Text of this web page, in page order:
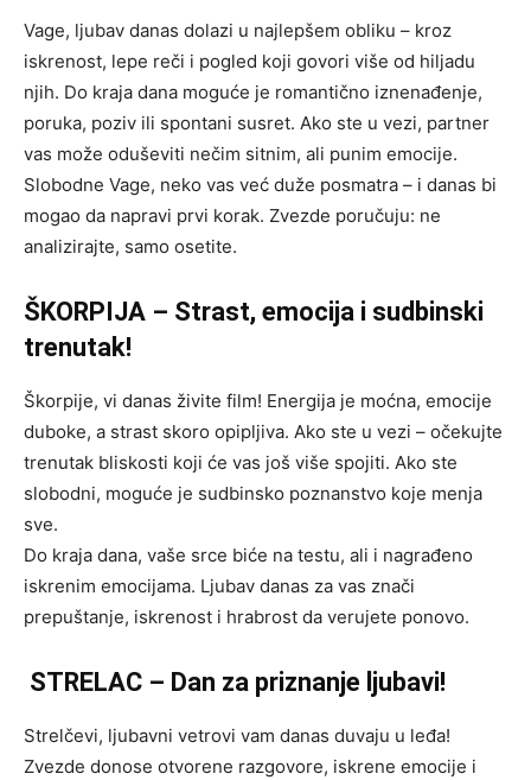
Vage, ljubav danas dolazi u najlepšem obliku – kroz
iskrenost, lepe reči i pogled koji govori više od hiljadu
njih. Do kraja dana moguće je romantično iznenađenje,
poruka, poziv ili spontani susret. Ako ste u vezi, partner
vas može oduševiti nečim sitnim, ali punim emocije.
Slobodne Vage, neko vas već duže posmatra – i danas bi
mogao da napravi prvi korak. Zvezde poručuju: ne
analizirajte, samo osetite.
ŠKORPIJA – Strast, emocija i sudbinski
trenutak!
Škorpije, vi danas živite film! Energija je moćna, emocije
duboke, a strast skoro opipljiva. Ako ste u vezi – očekujte
trenutak bliskosti koji će vas još više spojiti. Ako ste
slobodni, moguće je sudbinsko poznanstvo koje menja
sve.
Do kraja dana, vaše srce biće na testu, ali i nagrađeno
iskrenim emocijama. Ljubav danas za vas znači
prepuštanje, iskrenost i hrabrost da verujete ponovo.
STRELAC – Dan za priznanje ljubavi!
Strelčevi, ljubavni vetrovi vam danas duvaju u leđa!
Zvezde donose otvorene razgovore, iskrene emocije i